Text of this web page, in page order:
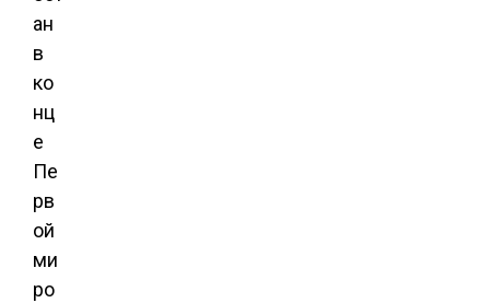
ан
в
ко
нц
е
Пе
рв
ой
ми
ро